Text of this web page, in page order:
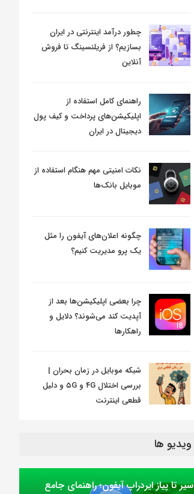
چطور درآمد اینترنتی در ایران
بسازیم؟ از فریلنسینگ تا فروش
آنلاین
راهنمای کامل استفاده از
اپلیکیشن‌های پرداخت و کیف پول
دیجیتال در ایران
نکات امنیتی مهم هنگام استفاده از
موبایل بانک‌ها
چگونه اعلان‌های آیفون را مثل
یک پرو مدیریت کنیم؟
چرا بعضی اپلیکیشن‌ها بعد از
آپدیت کند می‌شوند؟ دلایل و
راهکارها
شبکه موبایل در زمان بحران |
بررسی اختلال ۴G و ۵G و دلیل
قطعی اینترنت
ویدیو ها
سیر تا پیاز ایردراپ آیفون؛ راهنمای جامع